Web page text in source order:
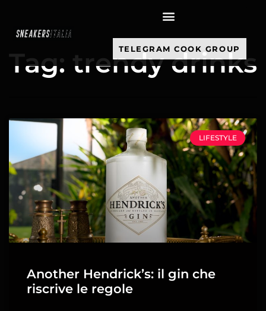
TELEGRAM COOK GROUP
Tag: trendy drinks
LIFESTYLE
Another Hendrick’s: il gin che
riscrive le regole